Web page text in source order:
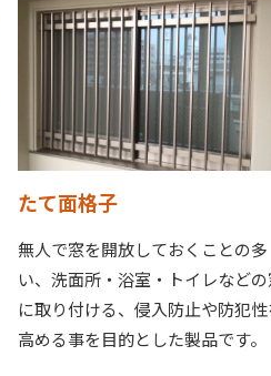
たて面格子
無人で窓を開放しておくことの多
い、洗面所・浴室・トイレなどの
に取り付ける、侵入防止や防犯性
高める事を目的とした製品です。